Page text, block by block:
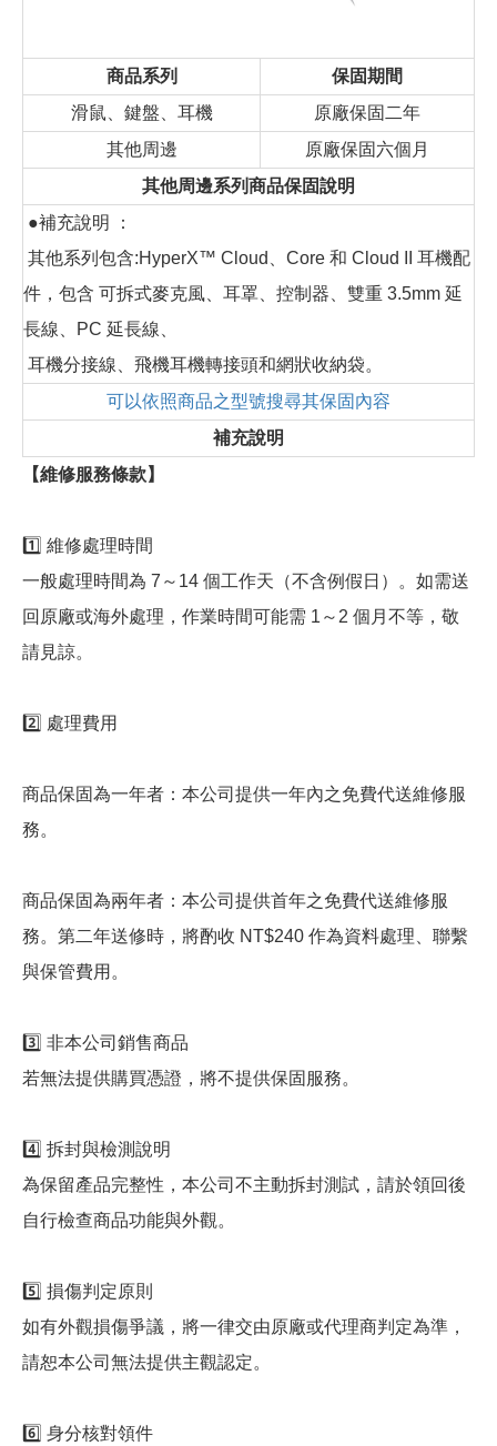
商品系列
保固期間
滑鼠、鍵盤、耳機
原廠保固二年
其他周邊
原廠保固六個月
其他周邊系列商品保固說明
●補充說明 ：
其他系列包含:HyperX™ Cloud、Core 和 Cloud II 耳機配
件，包含 可拆式麥克風、耳罩、控制器、雙重 3.5mm 延
長線、PC 延長線、
耳機分接線、飛機耳機轉接頭和網狀收納袋。
可以依照商品之型號搜尋其保固內容
補充說明
【維修服務條款】
1️⃣ 維修處理時間
一般處理時間為 7～14 個工作天（不含例假日）。如需送
回原廠或海外處理，作業時間可能需 1～2 個月不等，敬
請見諒。
2️⃣ 處理費用
商品保固為一年者：本公司提供一年內之免費代送維修服
務。
商品保固為兩年者：本公司提供首年之免費代送維修服
務。第二年送修時，將酌收 NT$240 作為資料處理、聯繫
與保管費用。
3️⃣ 非本公司銷售商品
若無法提供購買憑證，將不提供保固服務。
4️⃣ 拆封與檢測說明
為保留產品完整性，本公司不主動拆封測試，請於領回後
自行檢查商品功能與外觀。
5️⃣ 損傷判定原則
如有外觀損傷爭議，將一律交由原廠或代理商判定為準，
請恕本公司無法提供主觀認定。
6️⃣ 身分核對領件